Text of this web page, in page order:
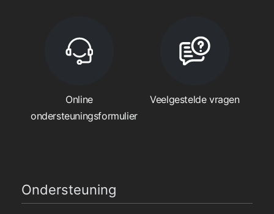
Online
ondersteuningsformulier
Veelgestelde vragen
Ondersteuning